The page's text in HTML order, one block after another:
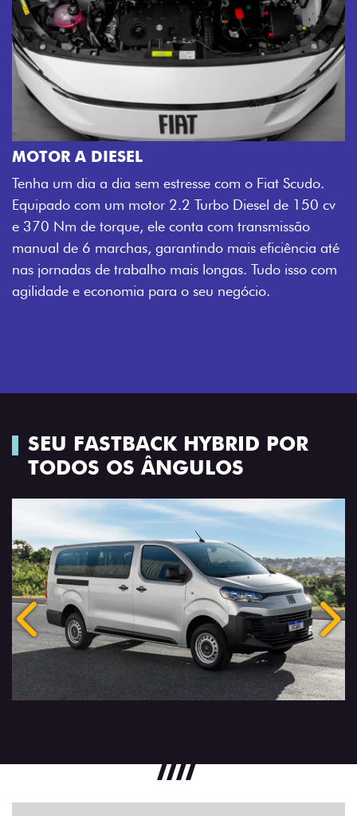
MOTOR A DIESEL
Tenha um dia a dia sem estresse com o Fiat Scudo.
Equipado com um motor 2.2 Turbo Diesel de 150 cv
e 370 Nm de torque, ele conta com transmissão
manual de 6 marchas, garantindo mais eficiência até
nas jornadas de trabalho mais longas. Tudo isso com
agilidade e economia para o seu negócio.
SEU FASTBACK HYBRID POR
TODOS OS ÂNGULOS
Anterior